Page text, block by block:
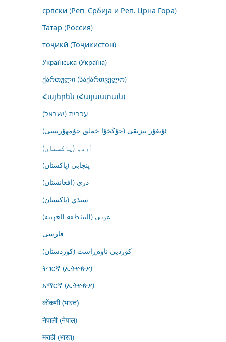
српски (Реп. Србија и Реп. Црна Гора)
Татар (Россия)
тоҷикӣ (Тоҷикистон)
Українська (Україна)
ქართული (საქართველო)
Հայերեն (Հայաստան)
עברית (ישראל)
ئۇيغۇر يېزىقى (جۇڭخۇا خەلق جۇمھۇرىيىتى)
اُردو (پاکستان)
پنجابی (پاکستان)
درى (افغانستان)
سنڌي (پاکستان)
عربي (المنطقة العربية)
فارسى
کوردیی ناوەڕاست (کوردستان)
ትግርኛ (ኢትዮጵያ)
አማርኛ (ኢትዮጵያ)
कोंकणी (भारत)
नेपाली (नेपाल)
मराठी (भारत)